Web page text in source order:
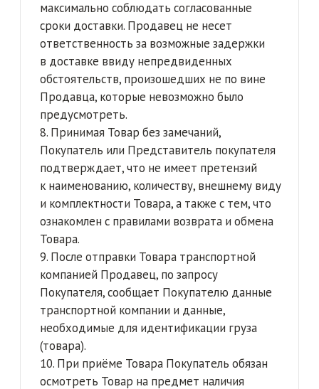
указанного товара. Товар, бывший
в употреблении возврату не подлежит.
2. Для оформления обмена товара
Покупатель не позднее 7 (семи) календарных
дней с момента получения товара извещает
Продавца о намерении поменять товар
3. Доставка товара, подлежащего обмену
и доставка нового товара осуществляется
силами Продавца за счет Покупателя.
Возврат товара
1. Возврат товара надлежащего качества
возможен, если сохранены его товарный вид,
потребительские свойства, а также
документ, подтверждающий факт покупки
указанного товара. Нельзя вернуть товар,
2. Для оформления возврата товара
надлежащего качества при соблюдении
условий, указанных в п. 1 настоящего раздела,
Покупателю необходимо уведомить
Продавца не позднее 7 (семи) календарных
дней с момента получения товара
Покупателем.
3. Возврат товара надлежащего качества
осуществляется силами Продавца за счет
средств Покупателя, при этом Продавец
по факту получения возвращенного товара
возвращает Покупателю полную стоимость
товара. Компенсация первоначальной